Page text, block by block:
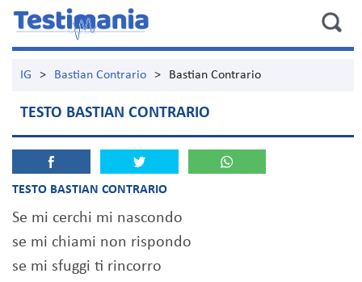
IG > Bastian Contrario > Bastian Contrario
TESTO BASTIAN CONTRARIO
TESTO BASTIAN CONTRARIO
Se mi cerchi mi nascondo
se mi chiami non rispondo
se mi sfuggi ti rincorro